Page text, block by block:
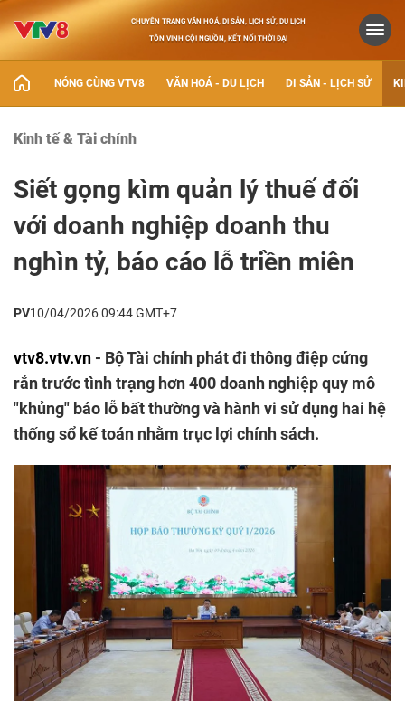
CHUYÊN TRANG VĂN HOÁ, DI SẢN, LỊCH SỬ, DU LỊCH
TÔN VINH CỘI NGUỒN, KẾT NỐI THỜI ĐẠI
NÓNG CÙNG VTV8 VĂN HOÁ - DU LỊCH DI SẢN - LỊCH SỬ
Kinh tế & Tài chính
Siết gọng kìm quản lý thuế đối
với doanh nghiệp doanh thu
nghìn tỷ, báo cáo lỗ triền miên
PV10/04/2026 09:44 GMT+7
vtv8.vtv.vn - Bộ Tài chính phát đi thông điệp cứng
rắn trước tình trạng hơn 400 doanh nghiệp quy mô
"khủng" báo lỗ bất thường và hành vi sử dụng hai hệ
thống sổ kế toán nhằm trục lợi chính sách.